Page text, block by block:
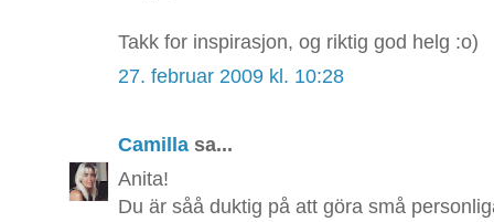
Takk for inspirasjon, og riktig god helg :o)
27. februar 2009 kl. 10:28
Camilla sa...
Anita!
Du är såå duktig på att göra små